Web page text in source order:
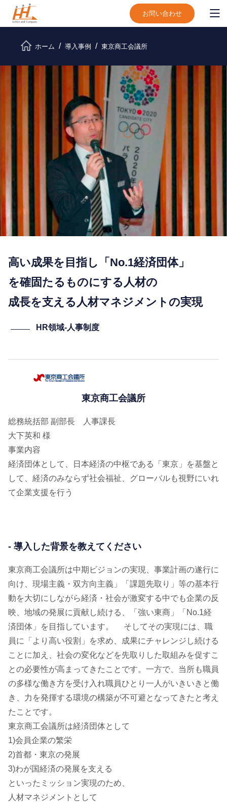
お問い合わせ
ホーム 導入事例 東京商工会議所
高い成果を目指し「No.1経済団体」
を確固たるものにする人材の
成長を支える人材マネジメントの実現
HR領域-⼈事制度
東京商工会議所
総務統括部 副部長 人事課長
大下英和 様
事業内容
経済団体として、日本経済の中枢である「東京」を基盤と
して、経済のみならず社会福祉、グローバルも視野にいれ
て企業支援を行う
- 導入した背景を教えてください
東京商工会議所は中期ビジョンの実現、事業計画の遂行に
向け、現場主義・双方向主義」「課題先取り」等の基本行
動を大切にしながら経済・社会が激変する中でも企業の反
映、地域の発展に貢献し続ける、「強い東商」「No.1経
済団体」を目指しています。 そしてその実現には、職
員に「より高い役割」を求め、成果にチャレンジし続ける
ことに加え、社会の変化などを先取りした取組みを促すこ
との必要性が高まってきたことです。一方で、当所も職員
の多様な働き方を受け入れ職員ひとり一人がいきいきと働
き、力を発揮する環境の構築が不可避となってきたと考え
たことです。
東京商工会議所は経済団体として
1)会員企業の繁栄
2)首都・東京の発展
3)わが国経済の発展を支える
といったミッション実現のため、
人材マネジメントとして